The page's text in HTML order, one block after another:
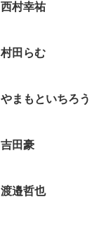
西村幸祐
村田らむ
やまもといちろう
吉田豪
渡邉哲也